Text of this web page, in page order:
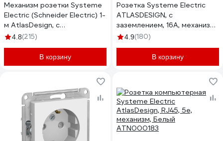
Механизм розетки Systeme
Electric (Schneider Electric) 1-
м AtlasDesign, с
заземлением, 16 А, белый
4.8(215)
В корзину
Розетка Systeme Electric
ATLASDESIGN, с
заземлением, 16А, механизм,
карбон, ATN001043
4.9(180)
В корзину